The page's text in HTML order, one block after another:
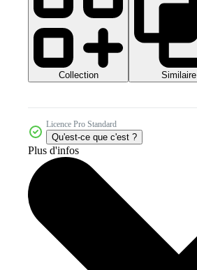
Collection Similaire
Licence Pro Standard
Qu'est-ce que c'est ?
Plus d'infos